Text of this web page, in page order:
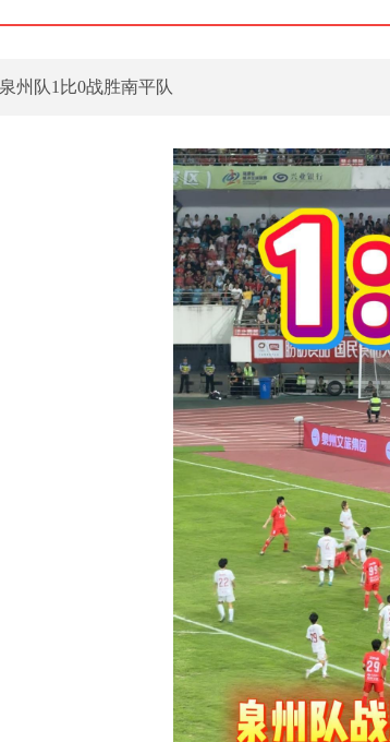
泉州队1比0战胜南平队